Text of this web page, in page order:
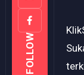
FOLLOW